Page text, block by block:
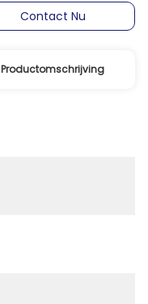
Contact Nu
Productomschrijving